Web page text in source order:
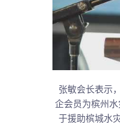
张敏会长表示
企会员为槟州
于援助槟城水